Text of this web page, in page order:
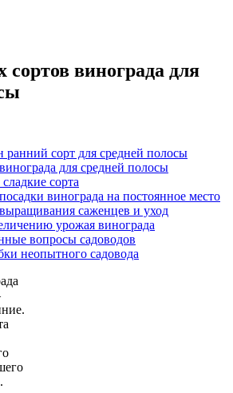
винограда для
сорт для средней полосы
для средней полосы
сорта
винограда на постоянное место
саженцев и уход
урожая винограда
вопросы садоводов
неопытного садовода